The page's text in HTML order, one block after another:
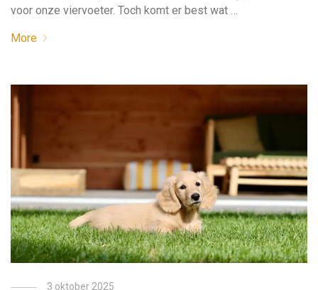
voor onze viervoeter. Toch komt er best wat …
More
3 oktober 2025